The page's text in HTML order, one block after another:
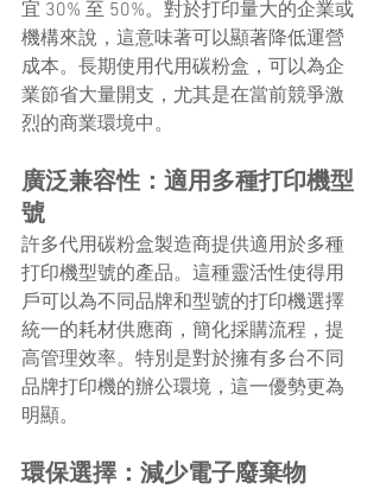
宜 30% 至 50%。對於打印量大的企業或
機構來說，這意味著可以顯著降低運營
成本。長期使用代用碳粉盒，可以為企
業節省大量開支，尤其是在當前競爭激
烈的商業環境中。
廣泛兼容性：適用多種打印機型
號
許多代用碳粉盒製造商提供適用於多種
打印機型號的產品。這種靈活性使得用
戶可以為不同品牌和型號的打印機選擇
統一的耗材供應商，簡化採購流程，提
高管理效率。特別是對於擁有多台不同
品牌打印機的辦公環境，這一優勢更為
明顯。
環保選擇：減少電子廢棄物